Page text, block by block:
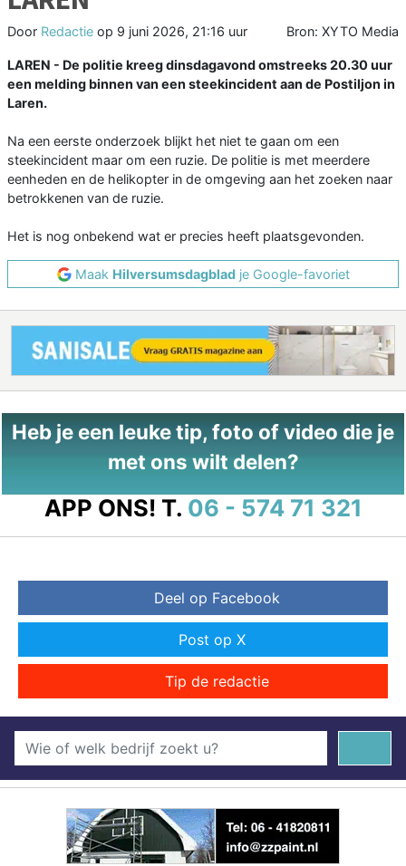
Door Redactie op 9 juni 2026, 21:16 uur Bron: XYTO Media
LAREN - De politie kreeg dinsdagavond omstreeks 20.30 uur
een melding binnen van een steekincident aan de Postiljon in
Laren.
Na een eerste onderzoek blijkt het niet te gaan om een
steekincident maar om een ruzie. De politie is met meerdere
eenheden en de helikopter in de omgeving aan het zoeken naar
betrokkenen van de ruzie.
Het is nog onbekend wat er precies heeft plaatsgevonden.
Maak Hilversumsdagbladje Google-favoriet
Heb je een leuke tip, foto of video die je
met ons wilt delen?
APP ONS! T. 06 - 574 71 321
Deel op Facebook
Post op X
Tip de redactie